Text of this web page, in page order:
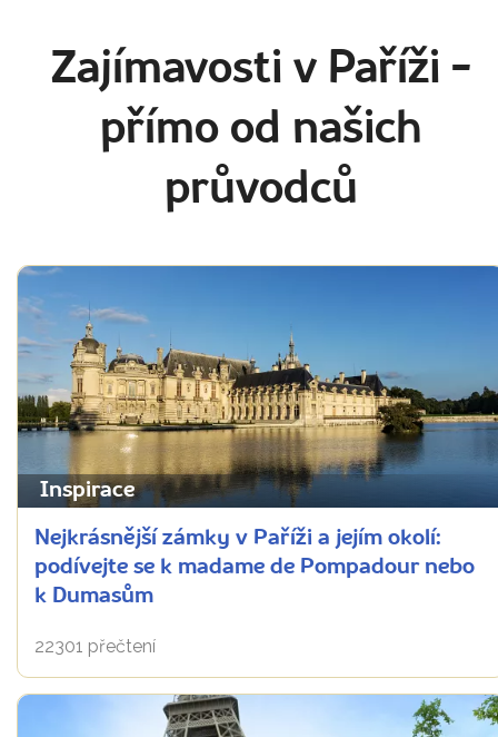
Zajímavosti v Paříži -
přímo od našich
průvodců
Inspirace
Nejkrásnější zámky v Paříži a jejím okolí:
podívejte se k madame de Pompadour nebo
k Dumasům
22301 přečtení